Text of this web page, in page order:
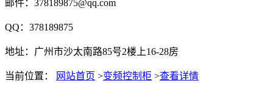
邮件：378189875@qq.com
QQ：378189875
地址：广州市沙太南路85号2楼上16-28房
当前位置： 网站首页 >变频控制柜 >查看详情